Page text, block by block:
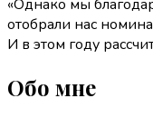
«Однако мы
отобрали нас
И в этом году
Обо мне